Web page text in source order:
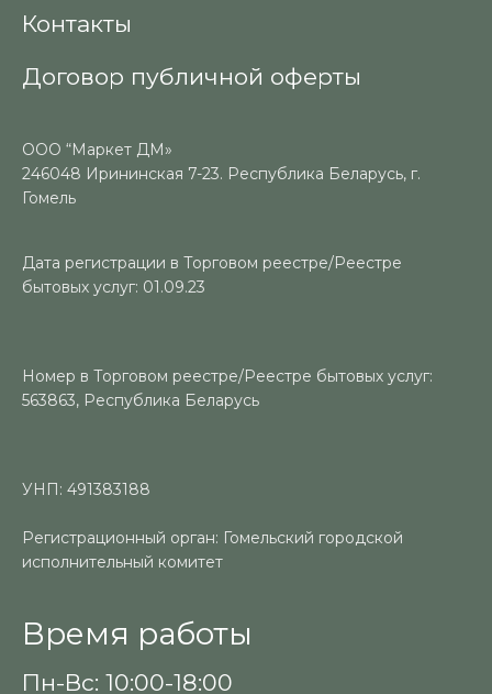
Контакты
Договор публичной оферты
ООО “Маркет ДМ»
246048 Ирининская 7-23. Республика Беларусь, г.
Гомель
Дата регистрации в Торговом реестре/Реестре
бытовых услуг: 01.09.23
Номер в Торговом реестре/Реестре бытовых услуг:
563863, Республика Беларусь
УНП: 491383188
Регистрационный орган: Гомельский городской
исполнительный комитет
Время работы
Пн-Вс: 10:00-18:00